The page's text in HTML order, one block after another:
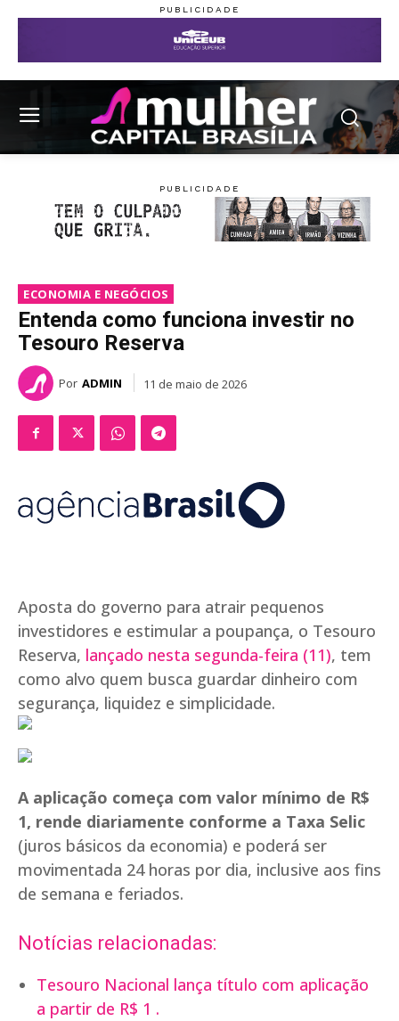
ECONOMIA E NEGÓCIOS
Entenda como funciona investir no
Tesouro Reserva
Por ADMIN 11 de maio de 2026
Aposta do governo para atrair pequenos
investidores e estimular a poupança, o Tesouro
Reserva, lançado nesta segunda-feira (11), tem
como alvo quem busca guardar dinheiro com
segurança, liquidez e simplicidade.
A aplicação começa com valor mínimo de R$
1, rende diariamente conforme a Taxa Selic
(juros básicos da economia) e poderá ser
movimentada 24 horas por dia, inclusive aos fins
de semana e feriados.
Notícias relacionadas:
Tesouro Nacional lança título com aplicação
a partir de R$ 1 .